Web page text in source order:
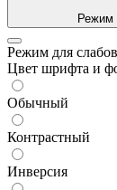
Режим
Режим для
Цвет шрифта и
Обычный
Контрастный
Инверсия